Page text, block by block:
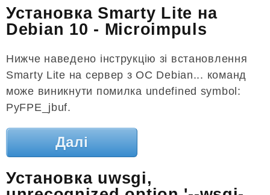
Установка Smarty Lite на
Debian 10 - Microimpuls
Нижче наведено інструкцію зі встановлення
Smarty Lite на сервер з ОС Debian... команд
може виникнути помилка undefined symbol:
PyFPE_jbuf.
Далі
Установка uwsgi,